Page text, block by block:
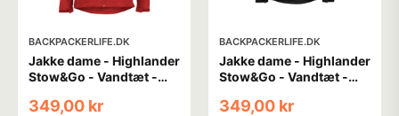
BACKPACKERLIFE.DK
Jakke dame - Highlander
Stow&Go - Vandtæt -
349,00 kr
BACKPACKERLIFE.DK
Jakke dame - Highlander
Stow&Go - Vandtæt -
349,00 kr